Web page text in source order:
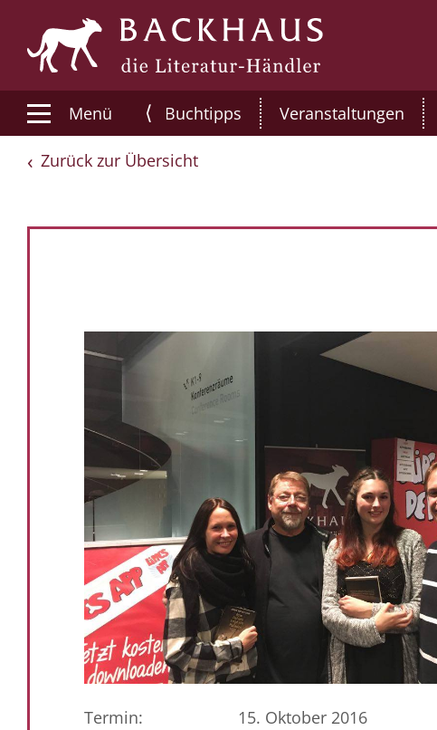
Menü ⟨ Buchtipps Veranstaltungen
Zurück zur Übersicht
Termin:
15. Oktober 2016